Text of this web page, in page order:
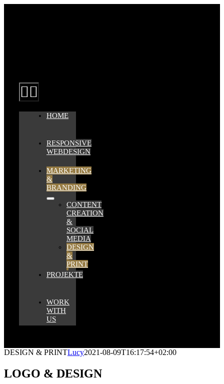
Toggle
Navigation
HOME
RESPONSIVE
WEBDESIGN
MARKETING
&
BRANDING
CONTENT
CREATION
&
SOCIAL
MEDIA
DESIGN
&
PRINT
PROJEKTE
WORK
WITH
US
DESIGN & PRINTLucy2021-08-09T16:17:54+02:00
LOGO & DESIGN